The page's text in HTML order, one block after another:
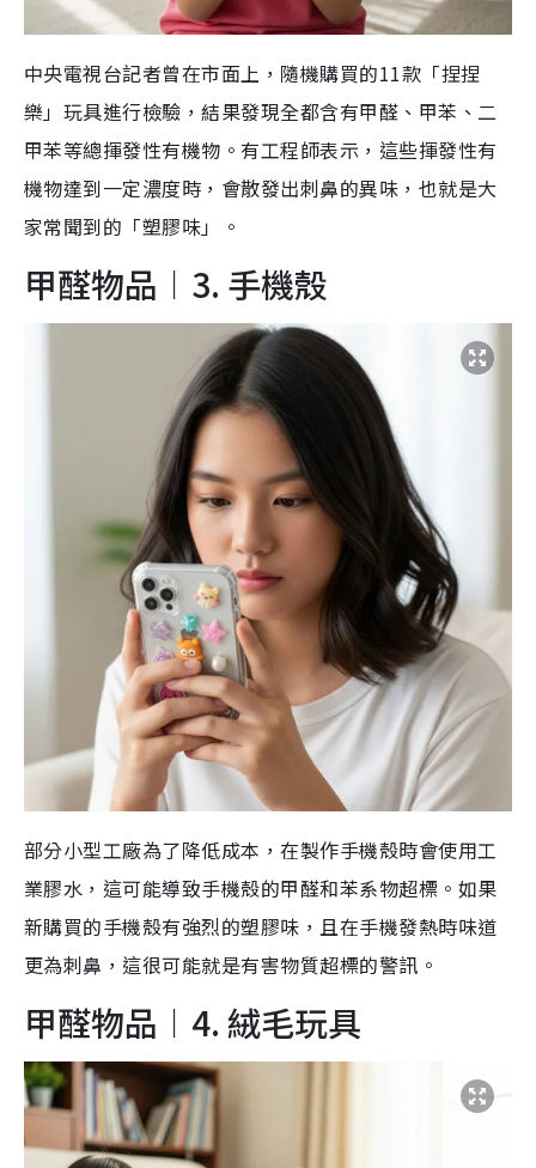
中央電視台記者曾在市面上，隨機購買的11款「捏捏
樂」玩具進行檢驗，結果發現全都含有甲醛、甲苯、二
甲苯等總揮發性有機物。有工程師表示，這些揮發性有
機物達到一定濃度時，會散發出刺鼻的異味，也就是大
家常聞到的「塑膠味」。
甲醛物品︱3. 手機殼
部分小型工廠為了降低成本，在製作手機殼時會使用工
業膠水，這可能導致手機殼的甲醛和苯系物超標。如果
新購買的手機殼有強烈的塑膠味，且在手機發熱時味道
更為刺鼻，這很可能就是有害物質超標的警訊。
甲醛物品︱4. 絨毛玩具